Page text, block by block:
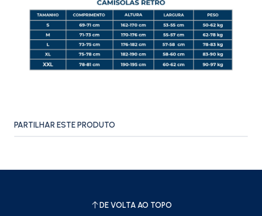
PARTILHAR ESTE PRODUTO
DE VOLTA AO TOPO